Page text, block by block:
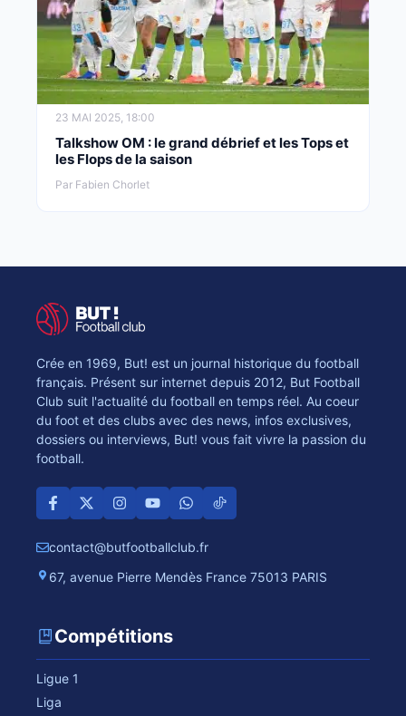
23 MAI 2025, 18:00
Talkshow OM : le grand débrief et les Tops et
les Flops de la saison
Par Fabien Chorlet
Crée en 1969, But! est un journal historique du football
français. Présent sur internet depuis 2012, But Football
Club suit l'actualité du football en temps réel. Au coeur
du foot et des clubs avec des news, infos exclusives,
dossiers ou interviews, But! vous fait vivre la passion du
football.
contact@butfootballclub.fr
67, avenue Pierre Mendès France 75013 PARIS
Compétitions
Ligue 1
Liga